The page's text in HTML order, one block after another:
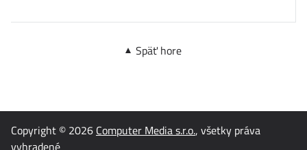
Späť hore
Copyright © 2026 Computer Media s.r.o., všetky práva
vyhradené